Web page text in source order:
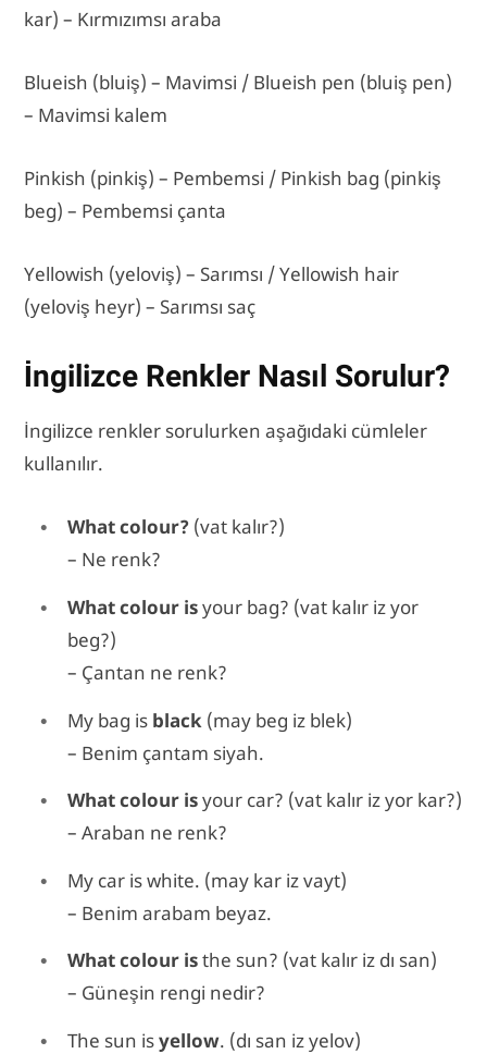
kar) – Kırmızımsı araba
Blueish (bluiş) – Mavimsi / Blueish pen (bluiş pen)
– Mavimsi kalem
Pinkish (pinkiş) – Pembemsi / Pinkish bag (pinkiş
beg) – Pembemsi çanta
Yellowish (yeloviş) – Sarımsı / Yellowish hair
(yeloviş heyr) – Sarımsı saç
İngilizce Renkler Nasıl Sorulur?
İngilizce renkler sorulurken aşağıdaki cümleler
kullanılır.
What colour? (vat kalır?)
– Ne renk?
What colour isyour bag? (vat kalır iz yor
beg?)
– Çantan ne renk?
My bag is black (may beg iz blek)
– Benim çantam siyah.
What colour isyour car? (vat kalır iz yor kar?)
– Araban ne renk?
My car is white. (may kar iz vayt)
– Benim arabam beyaz.
What colour isthe sun? (vat kalır iz dı san)
– Güneşin rengi nedir?
The sun isyellow. (dı san iz yelov)